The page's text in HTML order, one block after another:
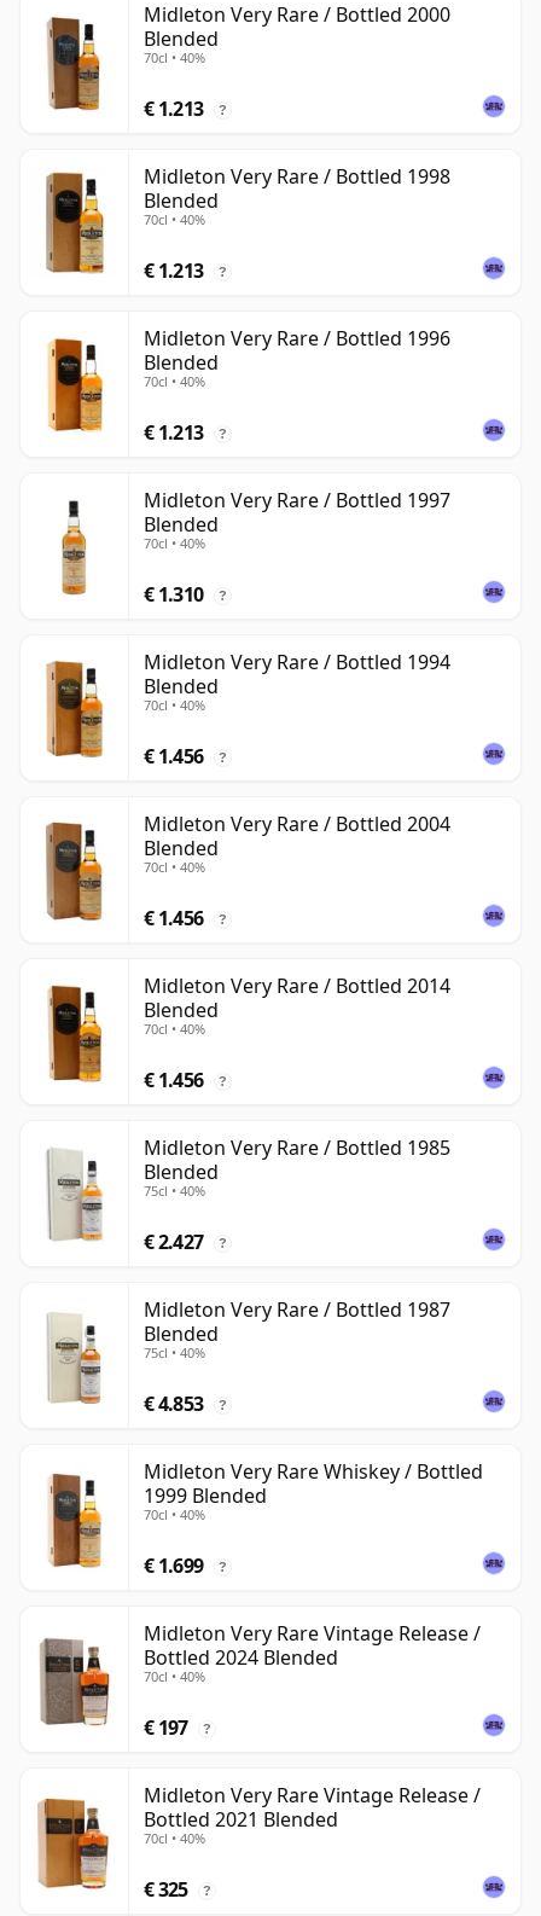
Midleton Very Rare / Bottled 2000
Blended
70cl • 40%
€ 1.213 ?
Midleton Very Rare / Bottled 1998
Blended
70cl • 40%
€ 1.213 ?
Midleton Very Rare / Bottled 1996
Blended
70cl • 40%
€ 1.213 ?
Midleton Very Rare / Bottled 1997
Blended
70cl • 40%
€ 1.310 ?
Midleton Very Rare / Bottled 1994
Blended
70cl • 40%
€ 1.456 ?
Midleton Very Rare / Bottled 2004
Blended
70cl • 40%
€ 1.456 ?
Midleton Very Rare / Bottled 2014
Blended
70cl • 40%
€ 1.456 ?
Midleton Very Rare / Bottled 1985
Blended
75cl • 40%
€ 2.427 ?
Midleton Very Rare / Bottled 1987
Blended
75cl • 40%
€ 4.853 ?
Midleton Very Rare Whiskey / Bottled
1999 Blended
70cl • 40%
€ 1.699 ?
Midleton Very Rare Vintage Release /
Bottled 2024 Blended
70cl • 40%
€ 197 ?
Midleton Very Rare Vintage Release /
Bottled 2021 Blended
70cl • 40%
€ 325 ?